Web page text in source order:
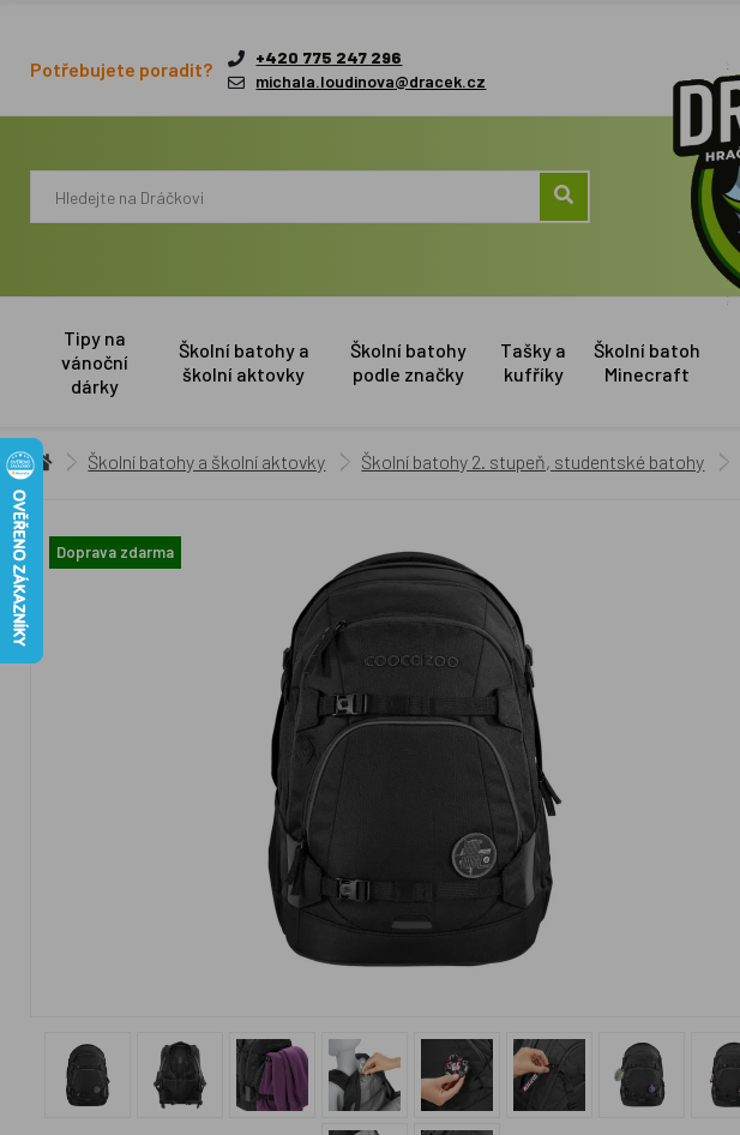
Potřebujete poradit?
+420 775 247 296
michala.loudinova@dracek.cz
Tipy na
vánoční
dárky
Školní batohy a
školní aktovky
Školní batohy
podle značky
Tašky a
kufříky
Školní batoh
Minecraft
Školní batohy a školní aktovky Školní batohy 2. stupeň, studentské batohy
Doprava zdarma